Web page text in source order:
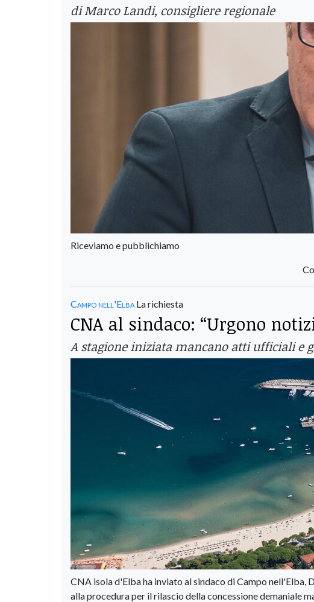
di Marco Landi, consigliere regionale
Riceviamo e pubblichiamo
Campo nell'Elba La richiesta
CNA al sindaco: “Urgono
A stagione iniziata mancano atti ufficiali e
CNA isola d'Elba ha inviato al sindaco di Campo
alla procedura per il rilascio della concessione demaniale